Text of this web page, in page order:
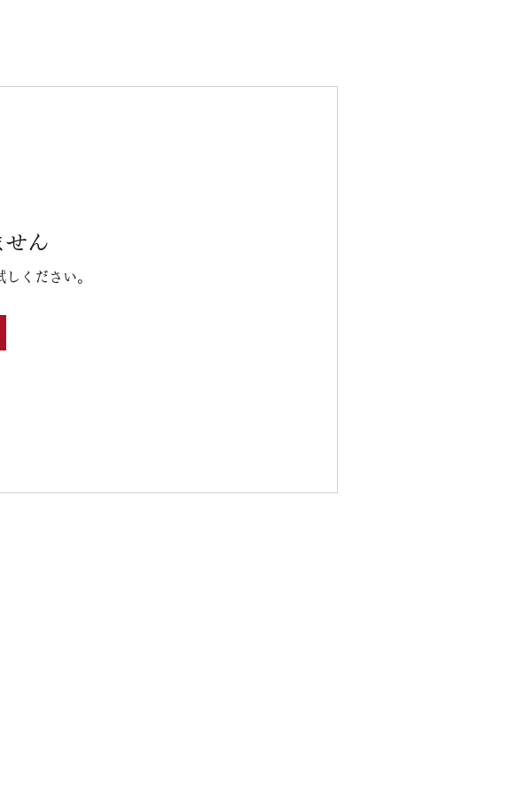
せん
ください。